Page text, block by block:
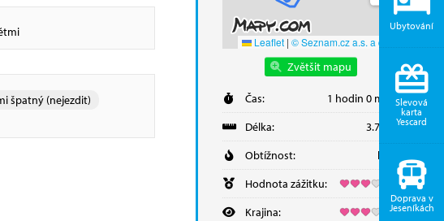
Leaflet | © Seznam.cz a.s. a další
Zvětšit mapu
Čas:
1 hodin 0 minut
Délka:
3.73 km
Obtížnost:
lehká
Hodnota zážitku:
Krajina:
špatný (nejezdit)
Ubytování
Slevová
karta
Yescard
Doprava v
Jeseníkách